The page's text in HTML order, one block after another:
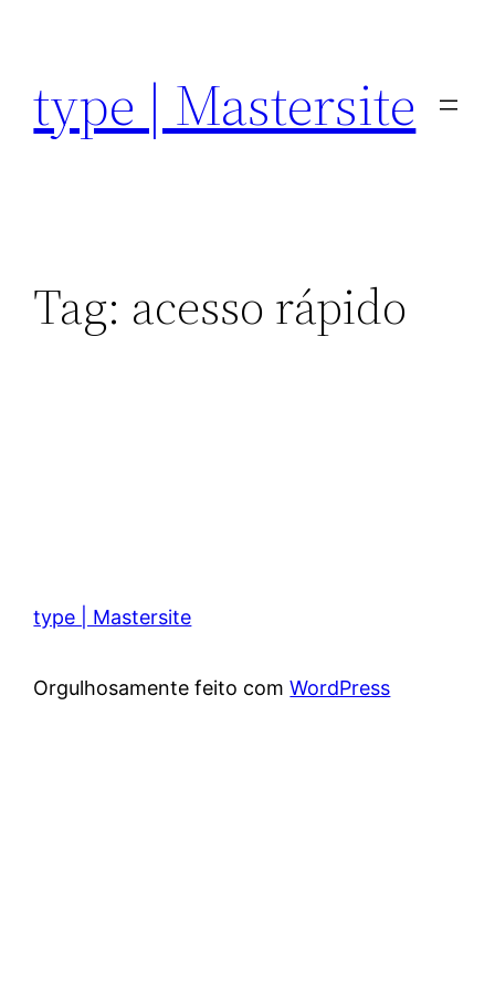
conteúdo
type | Mastersite
Tag: acesso rápido
type | Mastersite
Orgulhosamente feito comWordPress